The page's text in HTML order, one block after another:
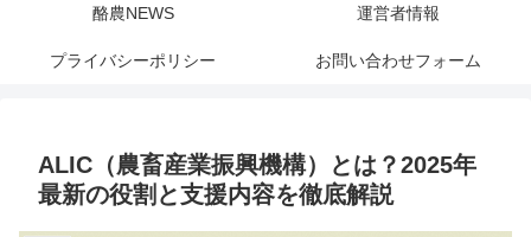
酪農NEWS 運営者情報
プライバシーポリシー お問い合わせフォーム
ALIC（農畜産業振興機構）とは？2025年
最新の役割と支援内容を徹底解説